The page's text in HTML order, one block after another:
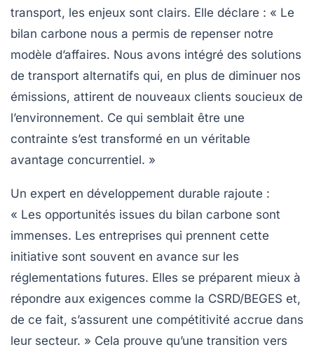
transport, les enjeux sont clairs. Elle déclare : « Le
bilan carbone nous a permis de repenser notre
modèle d’affaires. Nous avons intégré des solutions
de transport alternatifs qui, en plus de diminuer nos
émissions, attirent de nouveaux clients soucieux de
l’environnement. Ce qui semblait être une
contrainte s’est transformé en un véritable
avantage concurrentiel. »
Un expert en développement durable rajoute :
« Les opportunités issues du bilan carbone sont
immenses. Les entreprises qui prennent cette
initiative sont souvent en avance sur les
réglementations futures. Elles se préparent mieux à
répondre aux exigences comme la CSRD/BEGES et,
de ce fait, s’assurent une compétitivité accrue dans
leur secteur. » Cela prouve qu’une transition vers